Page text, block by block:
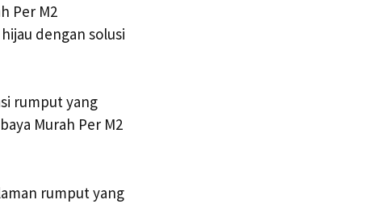
Per M2
dengan solusi
rumput yang
Murah Per M2
rumput yang